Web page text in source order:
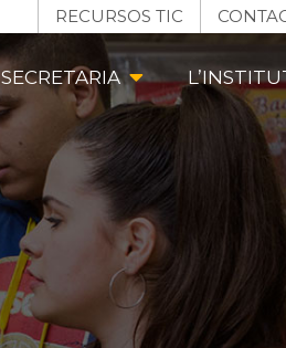
RECURSOS TIC
SECRETARIA